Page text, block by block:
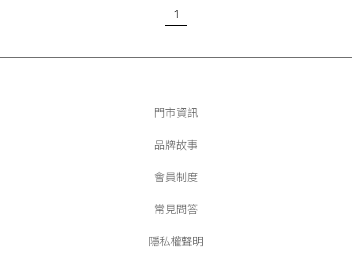
1
門市資訊
品牌故事
會員制度
常見問答
隱私權聲明